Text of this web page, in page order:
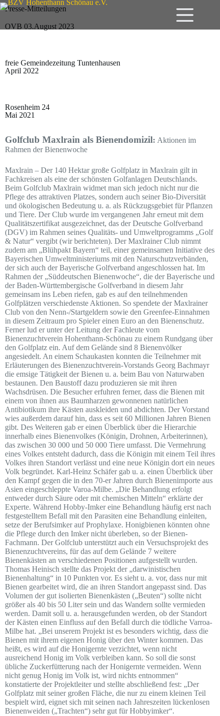
Presse-Mitteilungen
OVB 03.August 2023
freie Gemeindezeitung Tuntenhausen
April 2022
Rosenheim 24
Mai 2021
Golfclub Maxlrain als Bienendomizil: Aktionen im
Rahmen der Bienenwoche
Maxlrain – Der 140 Hektar große Golfplatz in Maxlrain gilt in
Fachkreisen als eine der schönsten Golfanlagen Deutschlands.
Beim Golfclub Maxlrain widmet man sich jedoch nicht nur die
Pflege des attraktiven Platzes, sondern auch seiner Bio-Diversität
und ökologischen Bedeutung u. a. als Rückzugsgebiet für Pflanzen
und Tiere. Der Club wurde im vergangenen Jahr erneut mit dem
Qualitätszertifikat ausgezeichnet, das der Deutsche Golfverband
(DGV) im Rahmen seines Qualitäts- und Umweltprogramms „Golf
& Natur“ vergibt (wir berichteten). Der Maxlrainer Club nimmt
zudem am „Blühpakt Bayern“ teil, einer gemeinsamen Initiative des
Bayerischen Umweltministeriums mit den Naturschutzverbänden,
der sich auch der Bayerische Golfverband angeschlossen hat. Im
Rahmen der „Süddeutschen Bienenwoche“, die der Bayerische und
der Baden-Württembergische Golfverband in diesem Jahr
gemeinsam ins Leben riefen, gab es auf den teilnehmenden
Golfplätzen verschiedenste Aktionen. So spendete der Maxlrainer
Club von den Nenn-/Startgeldern sowie den Greenfee-Einnahmen
in diesem Zeitraum pro Spieler einen Euro an den Bienenschutz.
Ferner lud er unter der Leitung der Fachleute vom
Bienenzuchtverein Hohenthann-Schönau zu einem Rundgang über
den Golfplatz ein. Auf dem Gelände sind 8 Bienenvölker
angesiedelt. An einem Schaukasten konnten die Teilnehmer mit
Erläuterungen des Bienenzuchtverein-Vorstands Georg Bachmayr
die emsige Tätigkeit der Bienen u. a. beim Bau von Naturwaben
bestaunen. Den Baustoff dazu produzieren sie mit ihren
Wachsdrüsen. Die Besucher erfuhren ferner, dass die Bienen mit
einem von ihnen aus Baumharzen gewonnenen natürlichen
Antibiotikum ihre Kästen auskleiden und abdichten. Der Vorstand
wies außerdem darauf hin, dass es seit 60 Millionen Jahren Bienen
gibt. Des Weiteren gab er einen Überblick über die Hierarchie
innerhalb eines Bienenvolkes (Königin, Drohnen, Arbeiterinnen),
das zwischen 30 000 und 50 000 Tiere umfasst. Die Vermehrung
eines Volkes entsteht dadurch, dass die Königin mit einem Teil ihres
Volkes ihren Standort verlässt und eine neue Königin dort ein neues
Volk begründet. Karl-Heinz Schäfer gab u. a. einen Überblick über
den Kampf gegen die in den 70-er Jahren durch Bienenimporte aus
Asien eingeschleppte Varoa-Milbe. „Die Behandlung erfolgt
entweder durch Säure oder mit chemischen Mitteln“ erklärte der
Experte. Während Hobby-Imker eine Behandlung häufig erst nach
festgestelltem Befall mit den Parasiten eine Behandlung einleiten,
setze der Berufsimker auf Prophylaxe. Honigbienen könnten ohne
die Pflege durch den Imker nicht überleben, so der Bienen-
Fachmann. Der Golfclub unterstützt auch ein Versuchsprojekt des
Bienenzuchtvereins, für das auf dem Gelände 7 weitere
Bienenkästen an verschiedenen Positionen aufgestellt wurden.
Thomas Heinisch stellte das Projekt der „darwinistischen
Bienenhaltung“ in 10 Punkten vor. Es sieht u. a. vor, dass nur mit
Bienen gearbeitet wird, die an ihren Standort angepasst sind. Das
Volumen der gut isolierten Bienenkästen („Beuten“) sollte nicht
größer als 40 bis 50 Liter sein und das Wandern sollte vermieden
werden. Damit soll u. a. herausgefunden werden, ob der Standort
der Kästen einen Einfluss auf den Befall durch die tödliche Varroa-
Milbe hat. „Bei unserem Projekt ist es besonders wichtig, dass die
Bienen mit ihrem eigenen Honig über den Winter kommen. Das
heißt, es wird auf die Honigernte verzichtet, wenn nicht
ausreichend Honig im Volk verbleiben kann. So soll die sonst
übliche Zuckerfütterung nach der Honigernte vermeiden. Wenn
nicht genug Honig im Volk ist, wird nichts entnommen“
konstatierte der Projektleiter und stellte abschließend fest: „Der
Golfplatz mit seiner großen Fläche, die nur zu einem kleinen Teil
bespielt wird, eignet sich mit seinen nach Jahreszeiten lückenlosen
Bienenweiden („Trachten“) sehr gut für Hobbyimker“.